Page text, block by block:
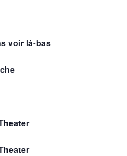
voir là-bas